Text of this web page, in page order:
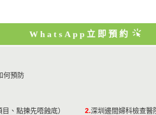
WhatsApp立即預約
何預防
、點揀先唔蝕底） 2.深圳邊間婦科檢查醫